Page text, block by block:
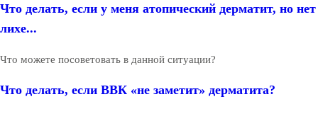
Что делать, если у меня атопический дерматит, но нет
лихе...
Что можете посоветовать в данной ситуации?
Что делать, если ВВК «не заметит» дерматита?